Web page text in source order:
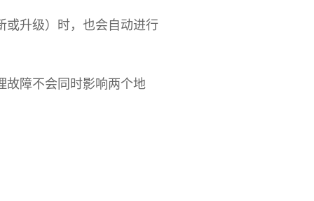
或升级）时，也会自动进行
故障不会同时影响两个地